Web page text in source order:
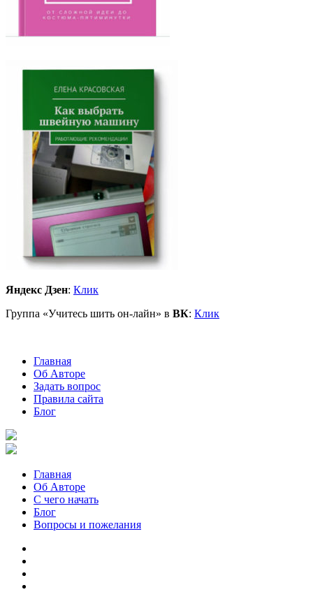
Яндекс Дзен: Клик
Группа «Учитесь шить он-лайн» в ВК: Клик
Главная
Об Авторе
Задать вопрос
Правила сайта
Блог
Главная
Об Авторе
С чего начать
Блог
Вопросы и пожелания